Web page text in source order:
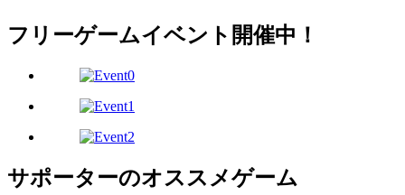
フリーゲームイベント開催中！
サポーターのオススメゲーム